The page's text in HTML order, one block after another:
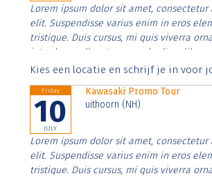
Lorem ipsum dolor sit amet, consectetur
elit. Suspendisse varius enim in eros
tristique. Duis cursus, mi quis viverra
interdum nulla, ut commodo diam libero
Aenean faucibus nibh et justo cursus id
Kies een locatie en schrijf je in voor
Friday
10
JULY
Kawasaki Promo Tour
uithoorn (NH)
Lorem ipsum dolor sit amet, consectetur
elit. Suspendisse varius enim in eros
tristique. Duis cursus, mi quis viverra